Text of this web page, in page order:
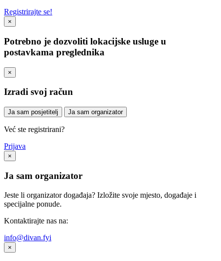
Registrirajte se!
×
Potrebno je dozvoliti lokacijske usluge u
postavkama preglednika
×
Izradi svoj račun
Ja sam posjetitelj Ja sam organizator
Već ste registrirani?
Prijava
×
Ja sam organizator
Jeste li organizator događaja? Izložite svoje mjesto, događaje i
specijalne ponude.
Kontaktirajte nas na:
info@divan.fyi
×